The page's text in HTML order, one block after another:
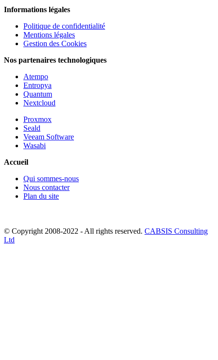
Informations légales
Politique de confidentialité
Mentions légales
Gestion des Cookies
Nos partenaires technologiques
Atempo
Entropya
Quantum
Nextcloud
Proxmox
Seald
Veeam Software
Wasabi
Accueil
Qui sommes-nous
Nous contacter
Plan du site
© Copyright 2008-2022 - All rights reserved. CABSIS Consulting
Ltd